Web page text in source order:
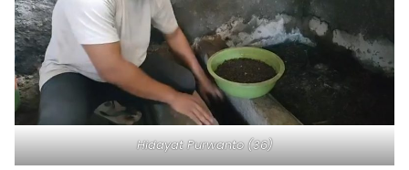
Hidayat Purwanto (36)